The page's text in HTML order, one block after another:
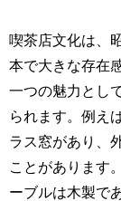
喫茶店文化は、
本で大きな存在
一つの魅力とし
られます。例え
ラス窓があり、
ことがあります
ーブルは木製で